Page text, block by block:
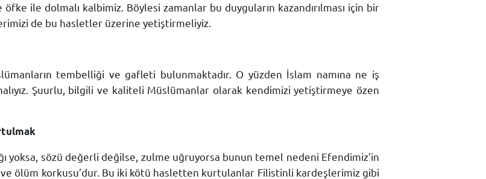
ile dolmalı kalbimiz. Böylesi zamanlar bu duyguların kazandırılması için bir
de bu hasletler üzerine yetiştirmeliyiz.
tembelliği ve gafleti bulunmaktadır. O yüzden İslam namına ne iş
Şuurlu, bilgili ve kaliteli Müslümanlar olarak kendimizi yetiştirmeye özen
yoksa, sözü değerli değilse, zulme uğruyorsa bunun temel nedeni Efendimiz’in
ölüm korkusu’dur. Bu iki kötü hasletten kurtulanlar Filistinli kardeşlerimiz gibi